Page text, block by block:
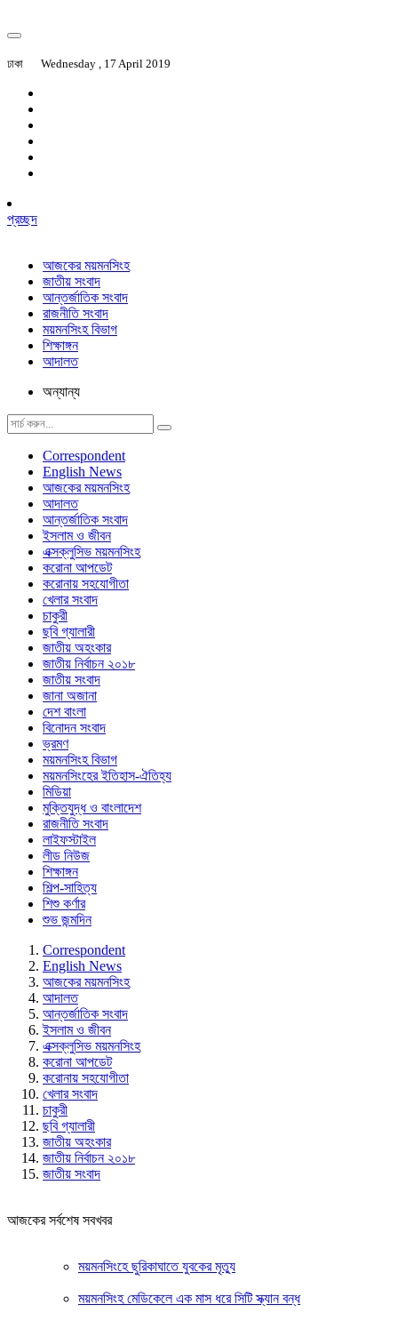
ঢাকা Wednesday , 17 April 2019
প্রচ্ছদ
আজকের ময়মনসিংহ
জাতীয় সংবাদ
আন্তর্জাতিক সংবাদ
রাজনীতি সংবাদ
ময়মনসিংহ বিভাগ
শিক্ষাঙ্গন
আদালত
অন্যান্য
Correspondent
English News
আজকের ময়মনসিংহ
আদালত
আন্তর্জাতিক সংবাদ
ইসলাম ও জীবন
এক্সক্লুসিভ ময়মনসিংহ
করোনা আপডেট
করোনায় সহযোগীতা
খেলার সংবাদ
চাকুরী
ছবি গ্যালারী
জাতীয় অহংকার
জাতীয় নির্বাচন ২০১৮
জাতীয় সংবাদ
জানা অজানা
দেশ বাংলা
বিনোদন সংবাদ
ভ্রমণ
ময়মনসিংহ বিভাগ
ময়মনসিংহের ইতিহাস-ঐতিহ্য
মিডিয়া
মুক্তিযুদ্ধ ও বাংলাদেশ
রাজনীতি সংবাদ
লাইফস্টাইল
লীড নিউজ
শিক্ষাঙ্গন
শিল্প-সাহিত্য
শিশু কর্ণার
শুভ জন্মদিন
Correspondent
English News
আজকের ময়মনসিংহ
আদালত
আন্তর্জাতিক সংবাদ
ইসলাম ও জীবন
এক্সক্লুসিভ ময়মনসিংহ
করোনা আপডেট
করোনায় সহযোগীতা
খেলার সংবাদ
চাকুরী
ছবি গ্যালারী
জাতীয় অহংকার
জাতীয় নির্বাচন ২০১৮
জাতীয় সংবাদ
আজকের সর্বশেষ সবখবর
ময়মনসিংহে ছুরিকাঘাতে যুবকের মৃত্যু
ময়মনসিংহ মেডিকেলে এক মাস ধরে সিটি স্ক্যান বন্ধ